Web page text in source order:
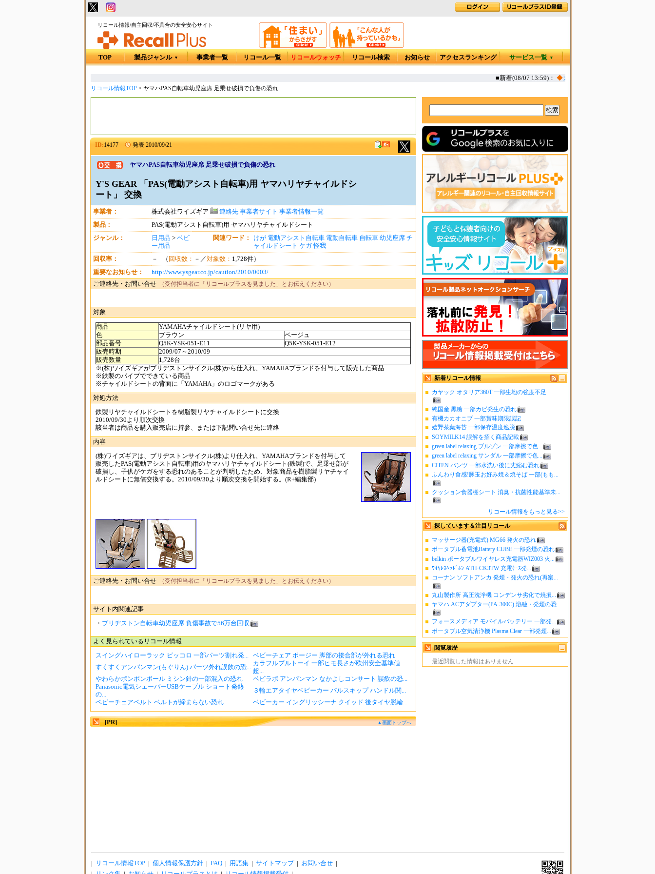
リコール情報/自主回収/不具合の安全安心サイト
TOP 製品ジャンル ▼ 事業者一覧 リコール一覧 リコールウォッチ リコール検索 お知らせ アクセスランキング サービス一覧 ▼
■新着(08/07 13:59)：◆カヤック オタリア360T 一部生地
リコール情報TOP> ヤマハPAS自転車幼児座席 足乗せ破損で負傷の恐れ
新着リコール情報
カヤック オタリア360T 一部生地の強度不足
純国産 黒糖 一部カビ発生の恐れ
有機カカオニブ 一部賞味期限誤記
嬉野茶葉海苔 一部保存温度逸脱
SOYMILK14 誤解を招く商品記載
green label relaxing ブルゾン 一部摩擦で色...
green label relaxing サンダル 一部摩擦で色...
CITEN パンツ 一部水洗い後に丈縮む恐れ
ふんわり食感!豚玉お好み焼＆焼そば 一部(もも...
クッション食器棚シート 消臭・抗菌性能基準未...
リコール情報をもっと見る>>
探しています＆注目リコール
マッサージ器(充電式) MG66 発火の恐れ
ポータブル蓄電池Battery CUBE 一部発煙の恐れ
belkin ポータブルワイヤレス充電器WIZ003 火...
ﾜｲﾔﾚｽﾍｯﾄﾞﾎﾝ ATH-CK3TW 充電ｹｰｽ発...
コーナン ソフトアンカ 発煙・発火の恐れ(再案...
丸山製作所 高圧洗浄機 コンデンサ劣化で焼損...
ヤマハ ACアダプター(PA-300C) 溶融・発煙の恐...
フォースメディア モバイルバッテリー 一部発...
ポータブル空気清浄機 Plasma Clear 一部発煙...
閲覧履歴
最近閲覧した情報はありません
ID:14177 発表 2010/09/21
ヤマハPAS自転車幼児座席 足乗せ破損で負傷の恐れ
Y'S GEAR 「PAS(電動アシスト自転車)用 ヤマハリヤチャイルドシ
ート」 交換
事業者： 株式会社ワイズギア 連絡先 事業者サイト 事業者情報一覧
製品：
PAS(電動アシスト自転車)用 ヤマハリヤチャイルドシート
ジャンル：
日用品 > ベビ
ー用品
関連ワード： けが 電動アシスト自転車 電動自転車 自転車 幼児座席 チ
ャイルドシート ケガ 怪我
回収率：
－ （ 回収数： －／対象数： 1,728件）
重要なお知らせ：
http://www.ysgear.co.jp/caution/2010/0003/
ご連絡先・お問い合せ
（受付担当者に「リコールプラスを見ました」とお伝えください）
対象
商品
YAMAHAチャイルドシート(リヤ用)
色
ブラウン
ベージュ
部品番号
Q5K-YSK-051-E11
Q5K-YSK-051-E12
販売時期
2009/07～2010/09
販売数量
1,728台
※(株)ワイズギアがブリヂストンサイクル(株)から仕入れ、YAMAHAブランドを付与して販売した商品
※鉄製のパイプでできている商品
※チャイルドシートの背面に「YAMAHA」のロゴマークがある
対処方法
鉄製リヤチャイルドシートを樹脂製リヤチャイルドシートに交換
2010/09/30より順次交換
該当者は商品を購入販売店に持参、または下記問い合せ先に連絡
内容
(株)ワイズギアは、ブリヂストンサイクル(株)より仕入れ、YAMAHAブランドを付与して
販売したPAS(電動アシスト自転車)用のヤマハリヤチャイルドシート(鉄製)で、足乗せ部が
破損し、子供がケガをする恐れのあることが判明したため、対象商品を樹脂製リヤチャイ
ルドシートに無償交換する。2010/09/30より順次交換を開始する。(R+編集部)
ご連絡先・お問い合せ （受付担当者に「リコールプラスを見ました」とお伝えください）
サイト内関連記事
・ ブリヂストン自転車幼児座席 負傷事故で56万台回収
よく見られているリコール情報
スイングハイローラック ピッコロ 一部パーツ割れ発...
ベビーチェア ポージー 脚部の接合部が外れる恐れ
すくすくアンパンマン(もぐりん) パーツ外れ誤飲の恐...
カラフルプルトーイ 一部ヒモ長さが欧州安全基準値
超...
やわらかポンポンボール ミシン針の一部混入の恐れ
ベビラボ アンパンマン なかよしコンサート 誤飲の恐...
Panasonic電気シェーバーUSBケーブル ショート発熱
の...
３輪エアタイヤベビーカー パルスキップ ハンドル関...
ベビーチェアベルト ベルトが締まらない恐れ
ベビーカー イングリッシーナ クイッド 後タイヤ脱輪...
[PR] ▲画面トップへ
| リコール情報TOP | 個人情報保護方針 | FAQ | 用語集 | サイトマップ | お問い合せ |